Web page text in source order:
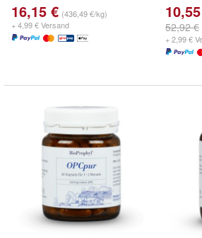
16,15 € (436,49 €/kg)
+ 4,99 € Versand
52,92 €
+ 2,99 €